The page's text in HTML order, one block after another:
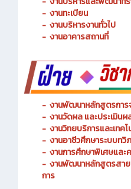
- งานทะเบียน
- งานบริหารงานทั่วไป
- งานอาคารสถานที่
- งานพัฒนาหลักสูตรการ
- งานวัดผล และประเมินผ
- งานวิทยบริการและเทค
- งานอาชีวศึกษาระบบทวิ
- งานการศึกษาพิเศษและ
- งานพัฒนาหลักสูตรสาย
การ